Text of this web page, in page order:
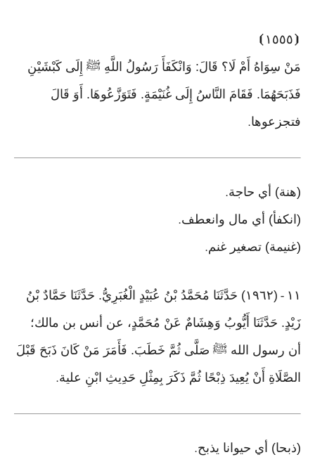
⦗١٥٥٥ ⦘
مَنْ سِوَاهُ أَمْ لَا؟ قَالَ: وَانْكَفَأَ رَسُولُ اللَّهِ ﷺ إِلَى كَبْشَيْنِ
فَذَبَحَهُمَا. فَقَامَ النَّاسُ إِلَى غُنَيْمَةٍ. فَتَوَزَّعُوهَا. أَوَ قَالَ
فتجزعوها.
(هنة) أي حاجة.
(انكفأ) أي مال وانعطف.
(غنيمة) تصغير غنم.
١١ -
(١٩٦٢) حَدَّثَنَا مُحَمَّدُ بْنُ عُبَيْدٍ الْغُبَرِيُّ. حَدَّثَنَا حَمَّادٌ بْنُ
زَيْدٍ. حَدَّثَنَا أَيُّوبُ وَهِشَامٌ عَنْ مُحَمَّدٍ، عن أنس بن مالك؛
أن رسول الله ﷺ صَلَّى ثُمَّ خَطَبَ. فَأَمَرَ مَنْ كَانَ ذَبَحَ قَبْلَ
الصَّلَاةِ أَنْ يُعِيدَ ذِبْحًا ثُمَّ ذَكَرَ بِمِثْلِ حَدِيثِ ابْنِ علية.
(ذبحا) أي حيوانا يذبح.